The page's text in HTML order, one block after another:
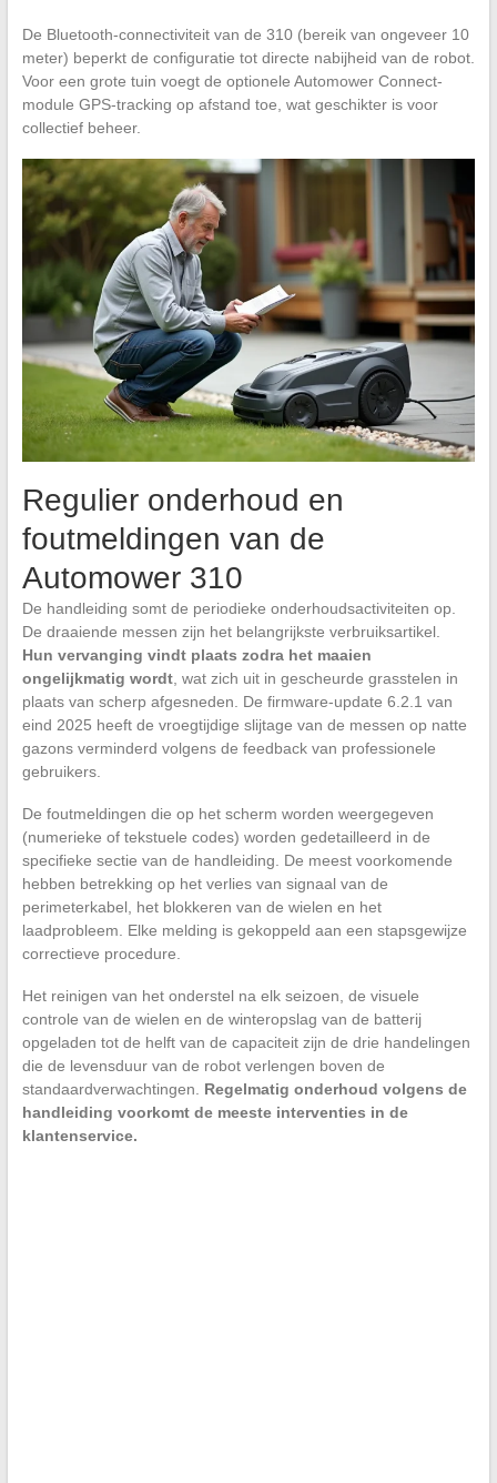
De Bluetooth-connectiviteit van de 310 (bereik van ongeveer 10
meter) beperkt de configuratie tot directe nabijheid van de robot.
Voor een grote tuin voegt de optionele Automower Connect-
module GPS-tracking op afstand toe, wat geschikter is voor
collectief beheer.
Regulier onderhoud en
foutmeldingen van de
Automower 310
De handleiding somt de periodieke onderhoudsactiviteiten op.
De draaiende messen zijn het belangrijkste verbruiksartikel.
Hun vervanging vindt plaats zodra het maaien
ongelijkmatig wordt, wat zich uit in gescheurde grasstelen in
plaats van scherp afgesneden. De firmware-update 6.2.1 van
eind 2025 heeft de vroegtijdige slijtage van de messen op natte
gazons verminderd volgens de feedback van professionele
gebruikers.
De foutmeldingen die op het scherm worden weergegeven
(numerieke of tekstuele codes) worden gedetailleerd in de
specifieke sectie van de handleiding. De meest voorkomende
hebben betrekking op het verlies van signaal van de
perimeterkabel, het blokkeren van de wielen en het
laadprobleem. Elke melding is gekoppeld aan een stapsgewijze
correctieve procedure.
Het reinigen van het onderstel na elk seizoen, de visuele
controle van de wielen en de winteropslag van de batterij
opgeladen tot de helft van de capaciteit zijn de drie handelingen
die de levensduur van de robot verlengen boven de
standaardverwachtingen. Regelmatig onderhoud volgens de
handleiding voorkomt de meeste interventies in de
klantenservice.